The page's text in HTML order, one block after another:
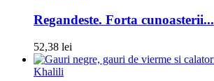
Regandeste. Forta cunoasterii...
52,38 lei
Khalili